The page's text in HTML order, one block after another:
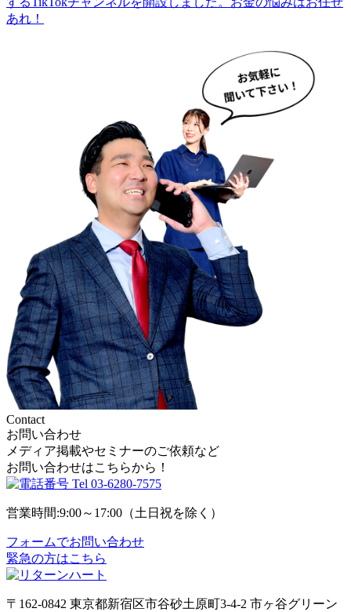
あれ！
Contact
お問い合わせ
メディア掲載やセミナーのご依頼など
お問い合わせはこちらから！
Tel 03-6280-7575
営業時間:9:00～17:00（土日祝を除く）
フォームでお問い合わせ
緊急の方はこちら
〒162-0842 東京都新宿区市谷砂土原町3-4-2 市ヶ谷グリーン